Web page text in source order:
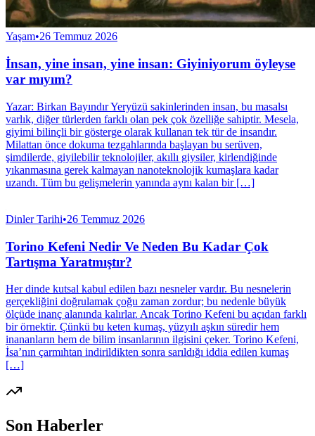
Yaşam•26 Temmuz 2026
İnsan, yine insan, yine insan: Giyiniyorum öyleyse
var mıyım?
Yazar: Birkan Bayındır Yeryüzü sakinlerinden insan, bu masalsı
varlık, diğer türlerden farklı olan pek çok özelliğe sahiptir. Mesela,
giyimi bilinçli bir gösterge olarak kullanan tek tür de insandır.
Milattan önce dokuma tezgahlarında başlayan bu serüven,
şimdilerde, giyilebilir teknolojiler, akıllı giysiler, kirlendiğinde
yıkanmasına gerek kalmayan nanoteknolojik kumaşlara kadar
uzandı. Tüm bu gelişmelerin yanında aynı kalan bir […]
Dinler Tarihi•26 Temmuz 2026
Torino Kefeni Nedir Ve Neden Bu Kadar Çok
Tartışma Yaratmıştır?
Her dinde kutsal kabul edilen bazı nesneler vardır. Bu nesnelerin
gerçekliğini doğrulamak çoğu zaman zordur; bu nedenle büyük
ölçüde inanç alanında kalırlar. Ancak Torino Kefeni bu açıdan farklı
bir örnektir. Çünkü bu keten kumaş, yüzyılı aşkın süredir hem
inananların hem de bilim insanlarının ilgisini çeker. Torino Kefeni,
İsa’nın çarmıhtan indirildikten sonra sarıldığı iddia edilen kumaş
[…]
Son Haberler